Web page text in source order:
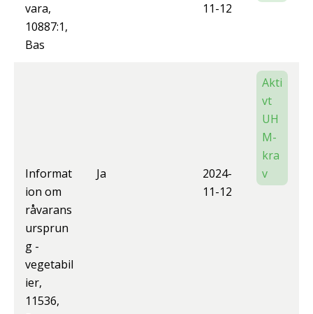
vara,
10887:1,
Bas
11-12
Informat
ion om
råvarans
ursprun
g -
vegetabil
ier,
11536,
Ja
2024-
11-12
Akti
vt
UH
M-
kra
v